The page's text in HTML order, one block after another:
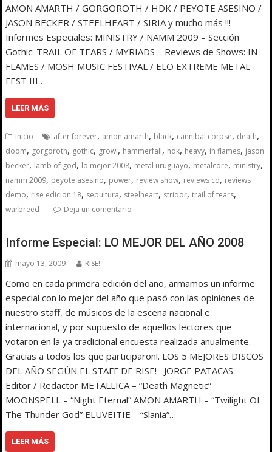
AMON AMARTH / GORGOROTH / HDK / PEYOTE ASESINO /
JASON BECKER / STEELHEART / SIRIA y mucho más !!! –
Informes Especiales: MINISTRY / NAMM 2009 – Sección
Gothic: TRAIL OF TEARS / MYRIADS – Reviews de Shows: IN
FLAMES / MOSH MUSIC FESTIVAL / ELO EXTREME METAL
FEST III…
LEER MÁS
Inicio after forever, amon amarth, black, cannibal corpse, death,
doom, gorgoroth, gothic, growl, hammerfall, hdk, heavy, in flames, jason
becker, lamb of god, lo mejor 2008, metal uruguayo, metalcore, ministry,
namm 2009, peyote asesino, power, review show, reviews cd, reviews
demo, rise edicion 18, sepultura, steelheart, stridor,trail of tears,
warbreed Deja un comentario
Informe Especial: LO MEJOR DEL AÑO 2008
mayo 13, 2009 RISE!
Como en cada primera edición del año, armamos un informe
especial con lo mejor del año que pasó con las opiniones de
nuestro staff, de músicos de la escena nacional e
internacional, y por supuesto de aquellos lectores que
votaron en la ya tradicional encuesta realizada anualmente.
Gracias a todos los que participaron!. LOS 5 MEJORES DISCOS
DEL AÑO SEGÚN EL STAFF DE RISE! JORGE PATACAS –
Editor / Redactor METALLICA – “Death Magnetic”
MOONSPELL – “Night Eternal” AMON AMARTH – “Twilight Of
The Thunder God” ELUVEITIE – “Slania”…
LEER MÁS